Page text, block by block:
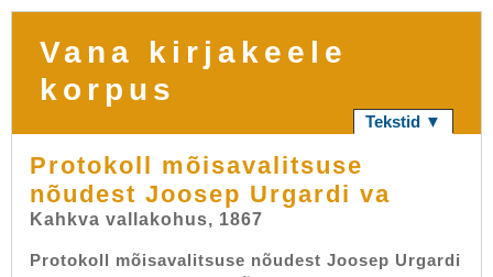
Vana kirjakeele
korpus
Tekstid ▼
Protokoll mõisavalitsuse
nõudest Joosep Urgardi va
Kahkva vallakohus, 1867
Protokoll mõisavalitsuse nõudest Joosep Urgardi